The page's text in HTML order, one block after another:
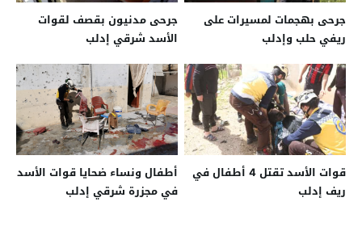
جرحى بهجمات لمسيرات على
ريفي حلب وإدلب
جرحى مدنيون بقصف لقوات
الأسد شرقي إدلب
قوات الأسد تقتل 4 أطفال في
ريف إدلب
أطفال ونساء ضحايا قوات الأسد
في مجزرة شرقي إدلب